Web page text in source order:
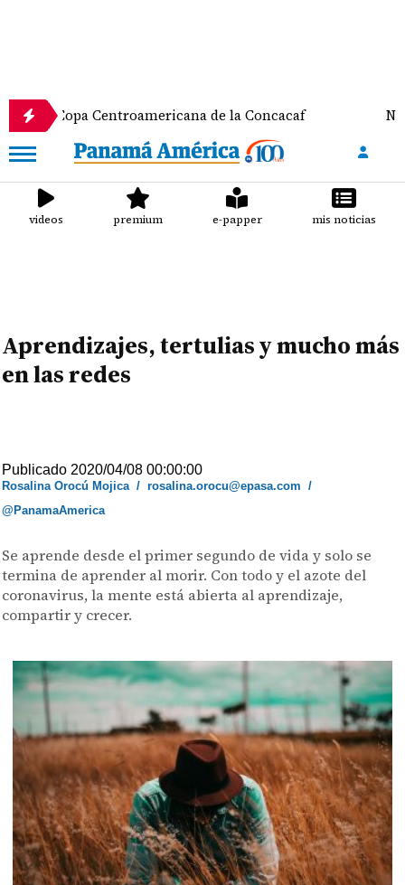
Centroamericana de la Concacaf Nathalee
videos premium e-papper mis noticias
Aprendizajes, tertulias y mucho más
en las redes
Publicado 2020/04/08 00:00:00
Rosalina Orocú Mojica/rosalina.orocu@epasa.com /
@PanamaAmerica
Se aprende desde el primer segundo de vida y solo se
termina de aprender al morir. Con todo y el azote del
coronavirus, la mente está abierta al aprendizaje,
compartir y crecer.